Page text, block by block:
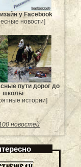
у Facebook
новости]
пути дорог до
школы
истории]
новостей